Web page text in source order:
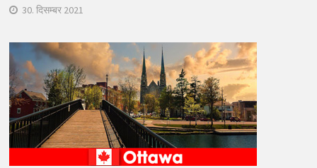
30. दिसम्बर 2021